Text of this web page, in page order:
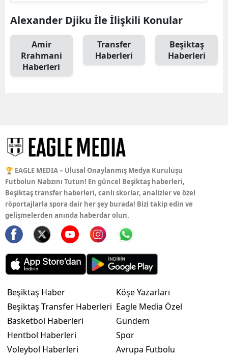
Alexander Djiku İle İlişkili Konular
Amir
Rrahmani
Haberleri
Transfer
Haberleri
Beşiktaş
Haberleri
🏆 EAGLE MEDIA – Ulusal Onaylanmış Medya Kuruluşu
Futbolun Nabzını Tutun! En güncel Beşiktaş haberleri,
Beşiktaş transfer haberleri, canlı skorlar, analizler ve özel
röportajlarla spora dair her şey burada! Bizi takip edin ve
gelişmelerden anında haberdar olun.
Beşiktaş Haber
Beşiktaş Transfer Haberleri
Basketbol Haberleri
Hentbol Haberleri
Voleybol Haberleri
Köşe Yazarları
Eagle Media Özel
Gündem
Spor
Avrupa Futbolu